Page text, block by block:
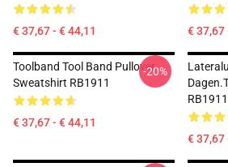
€ 37,67 - € 44,11 € 37,67
Toolband Tool Band Pullover
Sweatshirt RB1911
€ 37,67 - € 44,11
-20%
RB1911
€ 37,67